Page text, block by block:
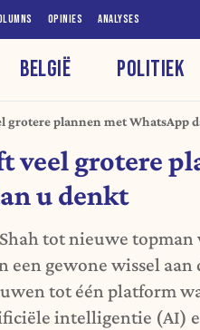
OPINIES ANALYSES
BELGIË POLITIEK
grotere plannen met WhatsApp
veel grotere
u denkt
tot nieuwe topman
een gewone wissel aan
tot één platform
intelligentie (AI)